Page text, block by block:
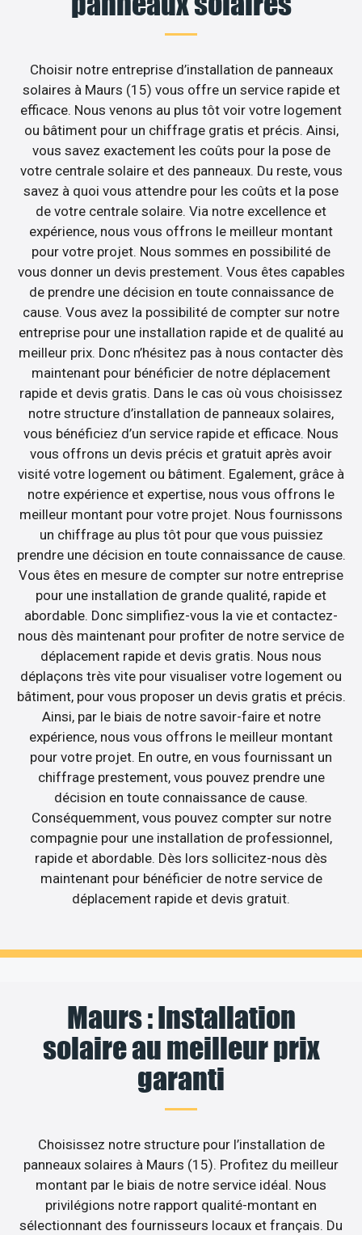
Choisir notre entreprise d’installation de panneaux
solaires à Maurs (15) vous offre un service rapide et
efficace. Nous venons au plus tôt voir votre logement
ou bâtiment pour un chiffrage gratis et précis. Ainsi,
vous savez exactement les coûts pour la pose de
votre centrale solaire et des panneaux. Du reste, vous
savez à quoi vous attendre pour les coûts et la pose
de votre centrale solaire. Via notre excellence et
expérience, nous vous offrons le meilleur montant
pour votre projet. Nous sommes en possibilité de
vous donner un devis prestement. Vous êtes capables
de prendre une décision en toute connaissance de
cause. Vous avez la possibilité de compter sur notre
entreprise pour une installation rapide et de qualité au
meilleur prix. Donc n’hésitez pas à nous contacter dès
maintenant pour bénéficier de notre déplacement
rapide et devis gratis. Dans le cas où vous choisissez
notre structure d’installation de panneaux solaires,
vous bénéficiez d’un service rapide et efficace. Nous
vous offrons un devis précis et gratuit après avoir
visité votre logement ou bâtiment. Egalement, grâce à
notre expérience et expertise, nous vous offrons le
meilleur montant pour votre projet. Nous fournissons
un chiffrage au plus tôt pour que vous puissiez
prendre une décision en toute connaissance de cause.
Vous êtes en mesure de compter sur notre entreprise
pour une installation de grande qualité, rapide et
abordable. Donc simplifiez-vous la vie et contactez-
nous dès maintenant pour profiter de notre service de
déplacement rapide et devis gratis. Nous nous
déplaçons très vite pour visualiser votre logement ou
bâtiment, pour vous proposer un devis gratis et précis.
Ainsi, par le biais de notre savoir-faire et notre
expérience, nous vous offrons le meilleur montant
pour votre projet. En outre, en vous fournissant un
chiffrage prestement, vous pouvez prendre une
décision en toute connaissance de cause.
Conséquemment, vous pouvez compter sur notre
compagnie pour une installation de professionnel,
rapide et abordable. Dès lors sollicitez-nous dès
maintenant pour bénéficier de notre service de
déplacement rapide et devis gratuit.
Maurs : Installation
solaire au meilleur prix
garanti
Choisissez notre structure pour l’installation de
panneaux solaires à Maurs (15). Profitez du meilleur
montant par le biais de notre service idéal. Nous
privilégions notre rapport qualité-montant en
sélectionnant des fournisseurs locaux et français. Du